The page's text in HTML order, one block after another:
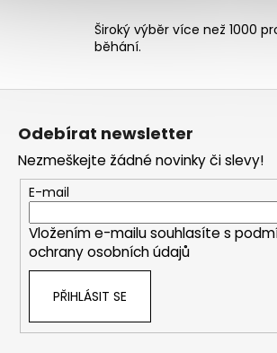
p
u
Široký výběr více než 1000
běhání.
Odebírat newsletter
Nezmeškejte žádné novinky či slevy!
E-mail
Vložením e-mailu souhlasíte s
ochrany osobních údajů
PŘIHLÁSIT SE